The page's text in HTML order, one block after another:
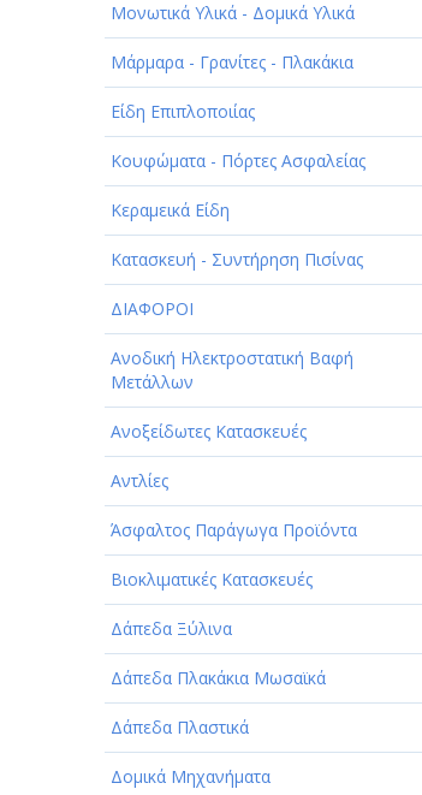
Μονωτικά Υλικά - Δομικά Υλικά
Μάρμαρα - Γρανίτες - Πλακάκια
Είδη Επιπλοποιίας
Κουφώματα - Πόρτες Ασφαλείας
Κεραμεικά Είδη
Κατασκευή - Συντήρηση Πισίνας
ΔΙΑΦΟΡΟΙ
Ανοδική Ηλεκτροστατική Βαφή
Μετάλλων
Ανοξείδωτες Κατασκευές
Αντλίες
Άσφαλτος Παράγωγα Προϊόντα
Βιοκλιματικές Κατασκευές
Δάπεδα Ξύλινα
Δάπεδα Πλακάκια Μωσαϊκά
Δάπεδα Πλαστικά
Δομικά Μηχανήματα